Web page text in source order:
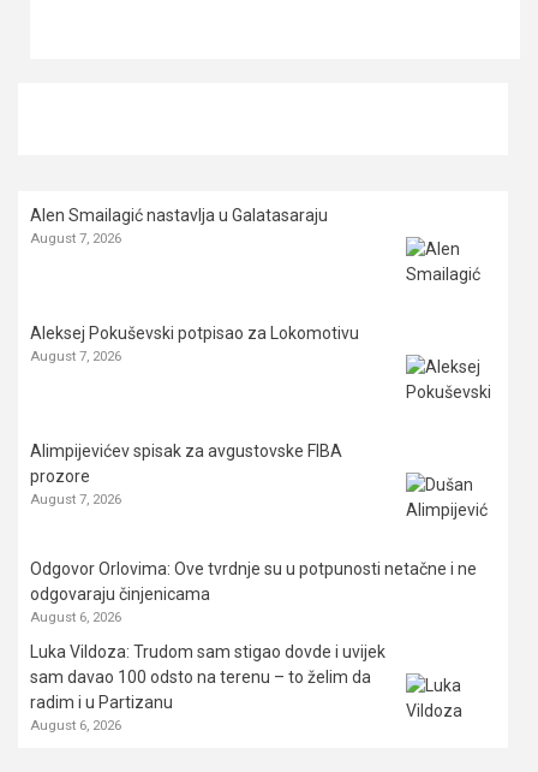
Alen Smailagić nastavlja u Galatasaraju
August 7, 2026
Aleksej Pokuševski potpisao za Lokomotivu
August 7, 2026
Alimpijevićev spisak za avgustovske FIBA
prozore
August 7, 2026
Odgovor Orlovima: ​Ove tvrdnje su u potpunosti netačne i ne
odgovaraju činjenicama
August 6, 2026
Luka Vildoza: Trudom sam stigao dovde i uvijek
sam davao 100 odsto na terenu – to želim da
radim i u Partizanu
August 6, 2026